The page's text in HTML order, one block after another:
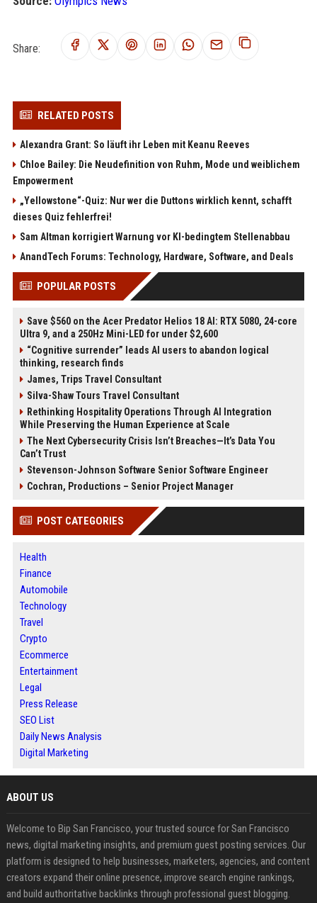
Share:
RELATED POSTS
Alexandra Grant: So läuft ihr Leben mit Keanu Reeves
Chloe Bailey: Die Neudefinition von Ruhm, Mode und weiblichem
Empowerment
„Yellowstone“-Quiz: Nur wer die Duttons wirklich kennt, schafft
dieses Quiz fehlerfrei!
Sam Altman korrigiert Warnung vor KI-bedingtem Stellenabbau
AnandTech Forums: Technology, Hardware, Software, and Deals
POPULAR POSTS
Save $560 on the Acer Predator Helios 18 AI: RTX 5080, 24-core
Ultra 9, and a 250Hz Mini-LED for under $2,600
“Cognitive surrender” leads AI users to abandon logical
thinking, research finds
James, Trips Travel Consultant
Silva-Shaw Tours Travel Consultant
Rethinking Hospitality Operations Through AI Integration
While Preserving the Human Experience at Scale
The Next Cybersecurity Crisis Isn’t Breaches—It’s Data You
Can’t Trust
Stevenson-Johnson Software Senior Software Engineer
Cochran, Productions – Senior Project Manager
POST CATEGORIES
Health
Finance
Automobile
Technology
Travel
Crypto
Ecommerce
Entertainment
Legal
Press Release
SEO List
Daily News Analysis
Digital Marketing
ABOUT US
Welcome to Bip San Francisco, your trusted source for San Francisco
news, digital marketing insights, and premium guest posting services. Our
platform is designed to help businesses, marketers, agencies, and content
creators expand their online presence, improve search engine rankings,
and build authoritative backlinks through professional guest blogging.